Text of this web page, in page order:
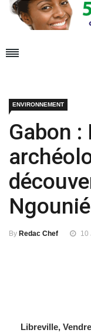
ENVIRONNEMENT
Gabon :
Ngounié
By Redac Chef 10
Libreville,